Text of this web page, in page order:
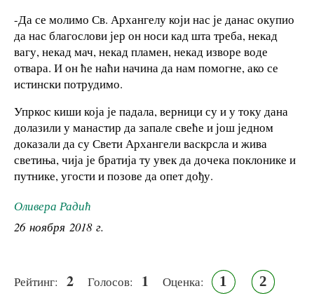
-Да се молимо Св. Архангелу који нас је данас окупио
да нас благослови јер он носи кад шта треба, некад
вагу, некад мач, некад пламен, некад изворе воде
отвара. И он ће наћи начина да нам помогне, ако се
истински потрудимо.
Упркос киши која је падала, верници су и у току дана
долазили у манастир да запале свеће и још једном
доказали да су Свети Архангели васкрсла и жива
светиња, чија је братија ту увек да дочека поклонике и
путнике, угости и позове да опет дођу.
Оливера Радић
26 ноября 2018 г.
Рейтинг: 2 Голосов: 1 Оценка: 1 2